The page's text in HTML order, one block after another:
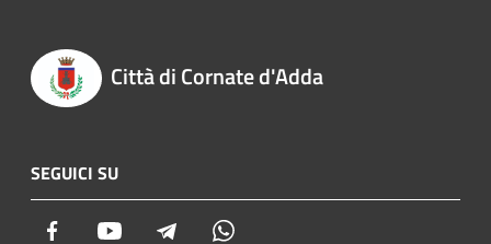
Città di Cornate d'Adda
SEGUICI SU
Facebook Youtube Telegram